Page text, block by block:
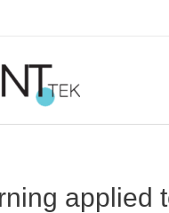
applied